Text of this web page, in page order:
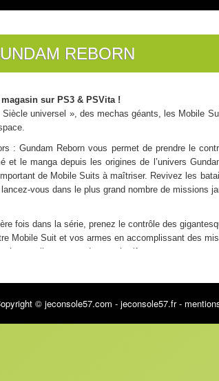
REBORN
sur PS3 & PSVita !
Siècle universel », des mechas géants, les Mobile
: Gundam Reborn vous permet de prendre le
et le manga depuis les origines de l’univers
de Mobile Suits à maîtriser. Revivez les
vous dans le plus grand nombre de missions
fois dans la série, prenez le contrôle des
Mobile Suit et vos armes en accomplissant des
ou en ligne en mode coopératif
© jeconsole57.com - jeconsole57.fr -